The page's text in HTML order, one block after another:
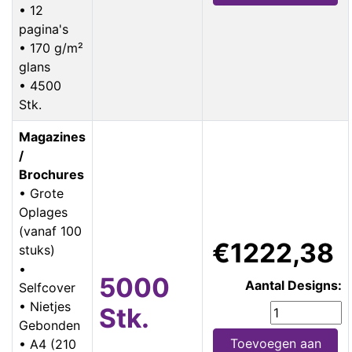
• 12
pagina's
• 170 g/m²
glans
• 4500
Stk.
Magazines
/
Brochures
• Grote
Oplages
(vanaf 100
stuks)
•
Selfcover
• Nietjes
Gebonden
• A4 (210
5000
Stk.
€1222,38
Aantal Designs:
Toevoegen aan